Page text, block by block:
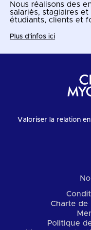
Nous réalisons des
salariés, stagiaires
étudiants, clients et
Plus d'infos ici
Valoriser la relation
Charte de
Politique